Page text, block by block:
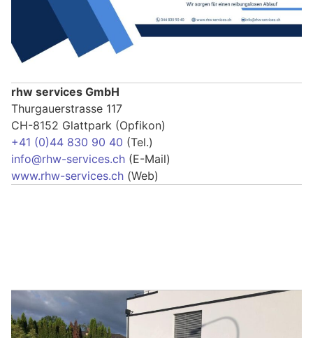
rhw services GmbH
Thurgauerstrasse 117
CH-8152 Glattpark (Opfikon)
+41 (0)44 830 90 40 (Tel.)
info@rhw-services.ch (E-Mail)
www.rhw-services.ch (Web)